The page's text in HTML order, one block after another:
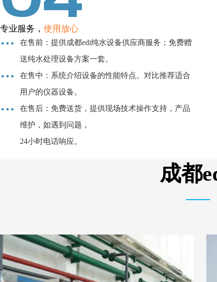
专业服务， 使用放心
在售前：提供成都edi纯水设备供应商服务；免费赠
送纯水处理设备方案一套。
在售中：系统介绍设备的性能特点。对比推荐适合
用户的仪器设备。
在售后：免费送货，提供现场技术操作支持，产品
维护，如遇到问题，
24小时电话响应。
成都